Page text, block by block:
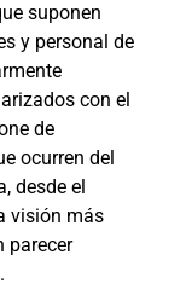
suponen
y personal de
con el
de
ocurren del
desde el
visión más
parecer